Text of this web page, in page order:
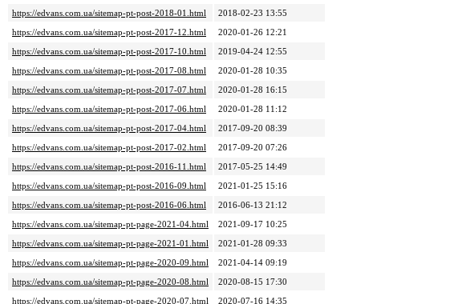
https://edvans.com.ua/sitemap-pt-post-2018-01.html
2018-02-23 13:55
https://edvans.com.ua/sitemap-pt-post-2017-12.html
2020-01-26 12:21
https://edvans.com.ua/sitemap-pt-post-2017-10.html
2019-04-24 12:55
https://edvans.com.ua/sitemap-pt-post-2017-08.html
2020-01-28 10:35
https://edvans.com.ua/sitemap-pt-post-2017-07.html
2020-01-28 16:15
https://edvans.com.ua/sitemap-pt-post-2017-06.html
2020-01-28 11:12
https://edvans.com.ua/sitemap-pt-post-2017-04.html
2017-09-20 08:39
https://edvans.com.ua/sitemap-pt-post-2017-02.html
2017-09-20 07:26
https://edvans.com.ua/sitemap-pt-post-2016-11.html
2017-05-25 14:49
https://edvans.com.ua/sitemap-pt-post-2016-09.html
2021-01-25 15:16
https://edvans.com.ua/sitemap-pt-post-2016-06.html
2016-06-13 21:12
https://edvans.com.ua/sitemap-pt-page-2021-04.html
2021-09-17 10:25
https://edvans.com.ua/sitemap-pt-page-2021-01.html
2021-01-28 09:33
https://edvans.com.ua/sitemap-pt-page-2020-09.html
2021-04-14 09:19
https://edvans.com.ua/sitemap-pt-page-2020-08.html
2020-08-15 17:30
https://edvans.com.ua/sitemap-pt-page-2020-07.html
2020-07-16 14:35